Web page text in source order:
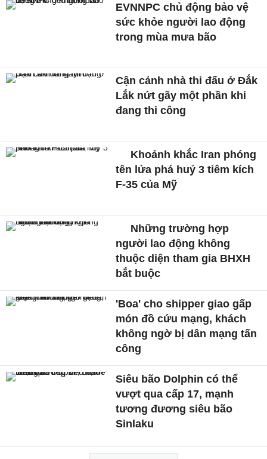
EVNNPC chủ động bảo vệ
sức khỏe người lao động
trong mùa mưa bão
Cận cảnh nhà thi đấu ở Đắk
Lắk nứt gãy một phần khi
đang thi công
Khoảnh khắc Iran phóng
tên lửa phá huỷ 3 tiêm kích
F-35 của Mỹ
Những trường hợp
người lao động không
thuộc diện tham gia BHXH
bắt buộc
'Boa' cho shipper giao gấp
món đồ cứu mạng, khách
không ngờ bị dân mạng tấn
công
Siêu bão Dolphin có thể
vượt qua cấp 17, mạnh
tương đương siêu bão
Sinlaku